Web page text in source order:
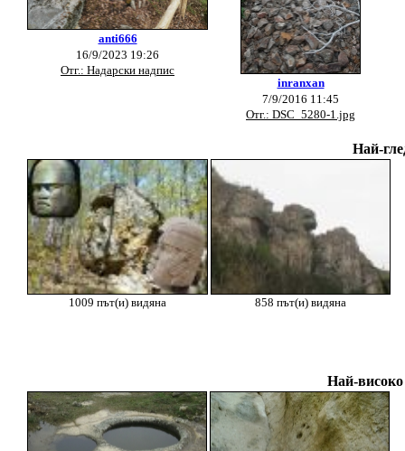
anti666
16/9/2023 19:26
Отг.: Надарски надпис
inranxan
7/9/2016 11:45
Отг.: DSC_5280-1.jpg
Най-
1009 път(и) видяна 858 път(и) видяна
Най-